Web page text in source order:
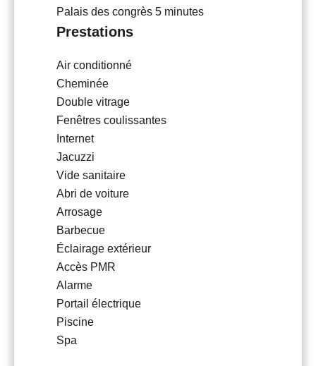
Palais des congrès 5 minutes
Prestations
Air conditionné
Cheminée
Double vitrage
Fenêtres coulissantes
Internet
Jacuzzi
Vide sanitaire
Abri de voiture
Arrosage
Barbecue
Éclairage extérieur
Accès PMR
Alarme
Portail électrique
Piscine
Spa